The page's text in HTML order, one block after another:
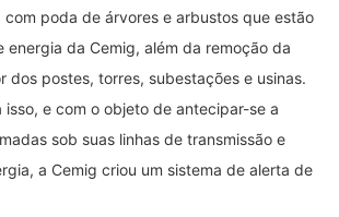
poda de árvores e arbustos que estão
energia da Cemig, além da remoção da
dos postes, torres, subestações e usinas.
isso, e com o objeto de antecipar-se a
sob suas linhas de transmissão e
a Cemig criou um sistema de alerta de